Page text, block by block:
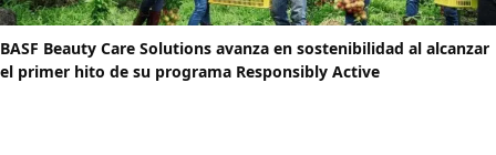
BASF Beauty Care Solutions avanza en sostenibilidad al alcanzar
el primer hito de su programa Responsibly Active